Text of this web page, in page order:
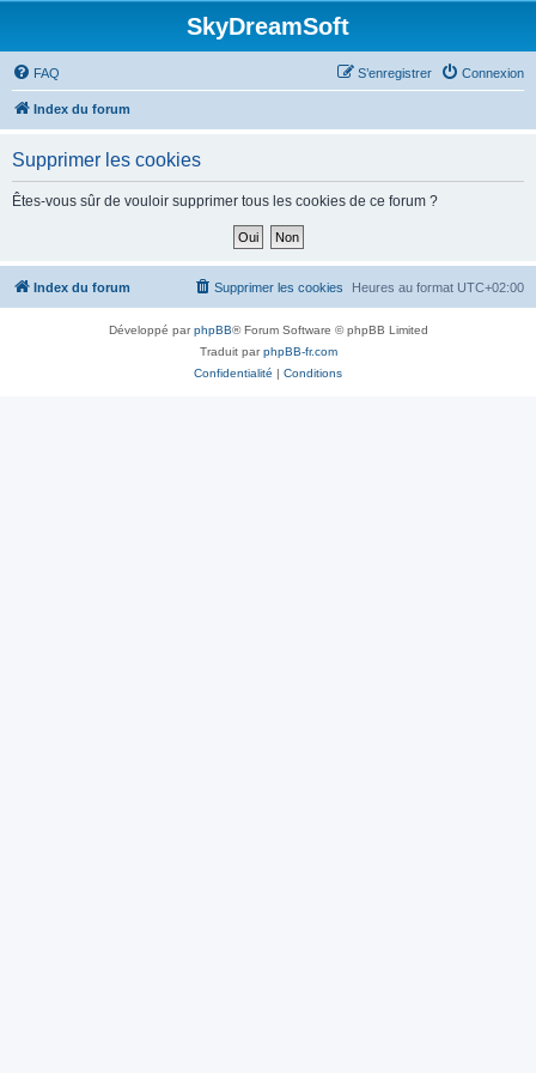
SkyDreamSoft
FAQ Connexion
S’enregistrer
Index du forum
Supprimer les cookies
Êtes-vous sûr de vouloir supprimer tous les cookies de ce forum ?
Index du forum Heures au format UTC+02:00
Supprimer les cookies
Développé parphpBB® Forum Software © phpBB Limited
Traduit parphpBB-fr.com
Confidentialité | Conditions